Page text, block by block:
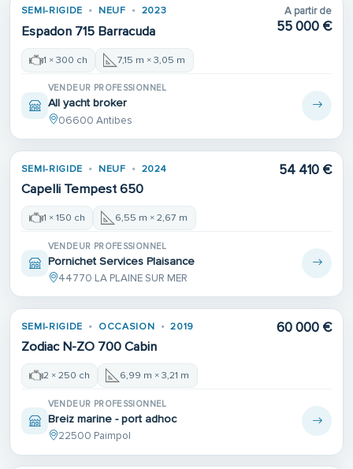
SEMI-RIGIDE NEUF 2023
Espadon 715 Barracuda
A partir de
55 000 €
1 × 300 ch 7,15 m × 3,05 m
VENDEUR PROFESSIONNEL
All yacht broker
06600 Antibes
SEMI-RIGIDE NEUF 2024
Capelli Tempest 650
54 410 €
1 × 150 ch 6,55 m × 2,67 m
VENDEUR PROFESSIONNEL
Pornichet Services Plaisance
44770 LA PLAINE SUR MER
SEMI-RIGIDE OCCASION 2019
Zodiac N-ZO 700 Cabin
60 000 €
2 × 250 ch 6,99 m × 3,21 m
VENDEUR PROFESSIONNEL
Breiz marine - port adhoc
22500 Paimpol